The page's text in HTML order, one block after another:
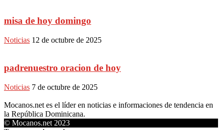
misa de hoy domingo
Noticias 12 de octubre de 2025
padrenuestro oracion de hoy
Noticias 7 de octubre de 2025
Mocanos.net es el líder en noticias e informaciones de tendencia en
la República Dominicana.
© Mocanos.net 2023